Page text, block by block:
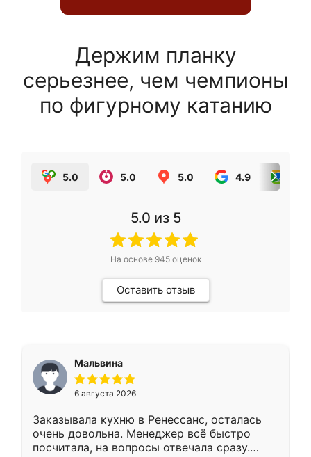
Держим планку
серьезнее, чем чемпионы
по фигурному катанию
5.0 5.0 5.0 4.9
5.0 из 5
На основе 945оценок
Оставить отзыв
Мальвина
6 августа 2026
Заказывала кухню в Ренессанс, осталась
очень довольна. Менеджер всё быстро
посчитала, на вопросы отвечала сразу.